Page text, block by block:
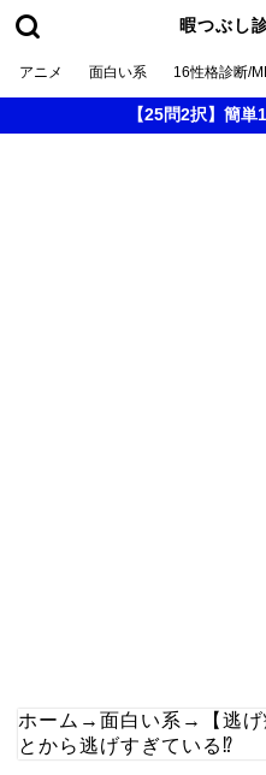
暇つぶし
アニメ 面白い系 16性格診断/
【25問2択】簡
ホーム → 面白い系 →
【逃
とから逃げすぎている⁉